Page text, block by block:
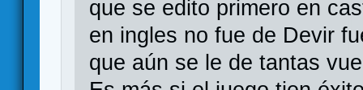
que se edito primero en
en ingles no fue de Devir
que aún se le de tantas